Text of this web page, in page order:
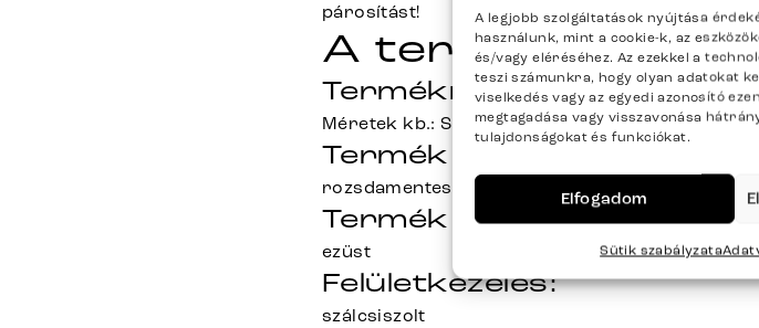
A legjobb szolgáltatások nyújtása
használunk, mint a cookie-k, az
és/vagy eléréséhez. Az ezekkel a
teszi számunkra, hogy olyan adatokat
viselkedés vagy az egyedi azonosító
megtagadása vagy visszavonása
tulajdonságokat és funkciókat.
Elfogadom
Sütik szabályzata
párosítást!
A termék
Termékméretek:
Méretek kb.: Sz120 x Mé48,5 x M64,5 cm
Termék anyaga:
rozsdamentes acél
Termék színe:
ezüst
Felületkezelés:
szálcsiszolt